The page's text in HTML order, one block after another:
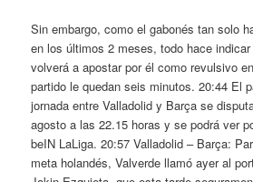
Sin embargo, como el gabonés tan solo
en los últimos 2 meses, todo hace
volverá a apostar por él como revulsivo
partido le quedan seis minutos. 20:44 El
jornada entre Valladolid y Barça se
agosto a las 22.15 horas y se podrá ver
beIN LaLiga. 20:57 Valladolid – Barça:
meta holandés, Valverde llamó ayer al